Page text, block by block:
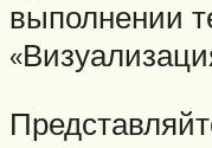
выполнении